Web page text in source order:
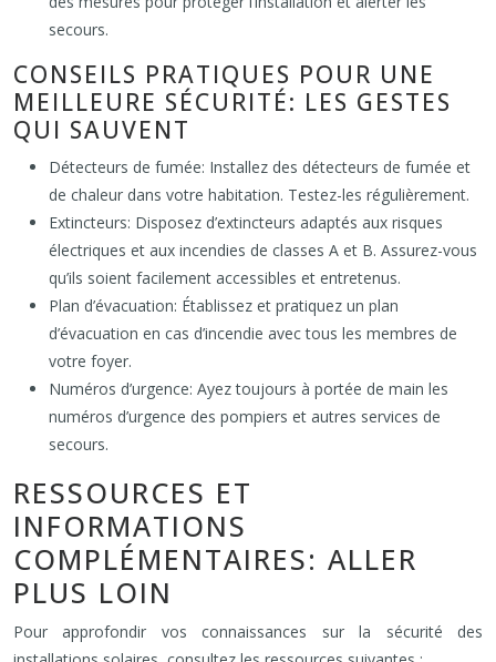
secours.
CONSEILS PRATIQUES POUR UNE
MEILLEURE SÉCURITÉ: LES GESTES
QUI SAUVENT
Détecteurs de fumée: Installez des détecteurs de fumée et
de chaleur dans votre habitation. Testez-les régulièrement.
Extincteurs: Disposez d’extincteurs adaptés aux risques
électriques et aux incendies de classes A et B. Assurez-vous
qu’ils soient facilement accessibles et entretenus.
Plan d’évacuation: Établissez et pratiquez un plan
d’évacuation en cas d’incendie avec tous les membres de
votre foyer.
Numéros d’urgence: Ayez toujours à portée de main les
numéros d’urgence des pompiers et autres services de
secours.
RESSOURCES ET
INFORMATIONS
COMPLÉMENTAIRES: ALLER
PLUS LOIN
Pour approfondir vos connaissances sur la sécurité des